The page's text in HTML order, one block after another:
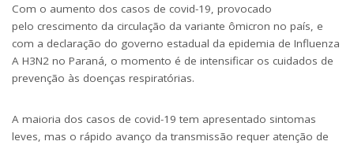
Com o aumento dos casos de covid-19, provocado
pelo crescimento da circulação da variante ômicron no país, e
com a declaração do governo estadual da epidemia de Influenza
A H3N2 no Paraná, o momento é de intensificar os cuidados de
prevenção às doenças respiratórias.
A maioria dos casos de covid-19 tem apresentado sintomas
leves, mas o rápido avanço da transmissão requer atenção de